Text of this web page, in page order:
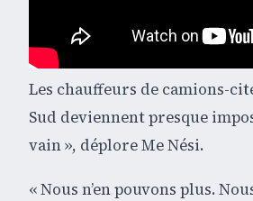
Les chauffeurs de camions-
Sud deviennent presque
vain », déplore Me Nési.
« Nous n’en pouvons plus.